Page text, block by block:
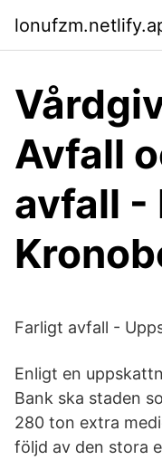
Avfall
avfall -
Farligt avfall -
Enligt en
Bank ska staden
280 ton extra
följd av den stora